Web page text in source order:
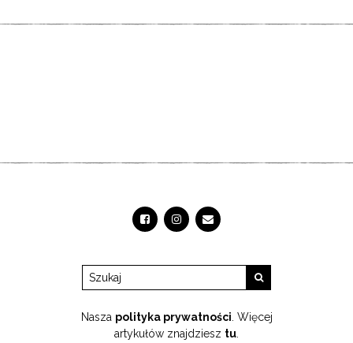
Nasza polityka prywatności . Więcej
artykułów znajdziesz tu